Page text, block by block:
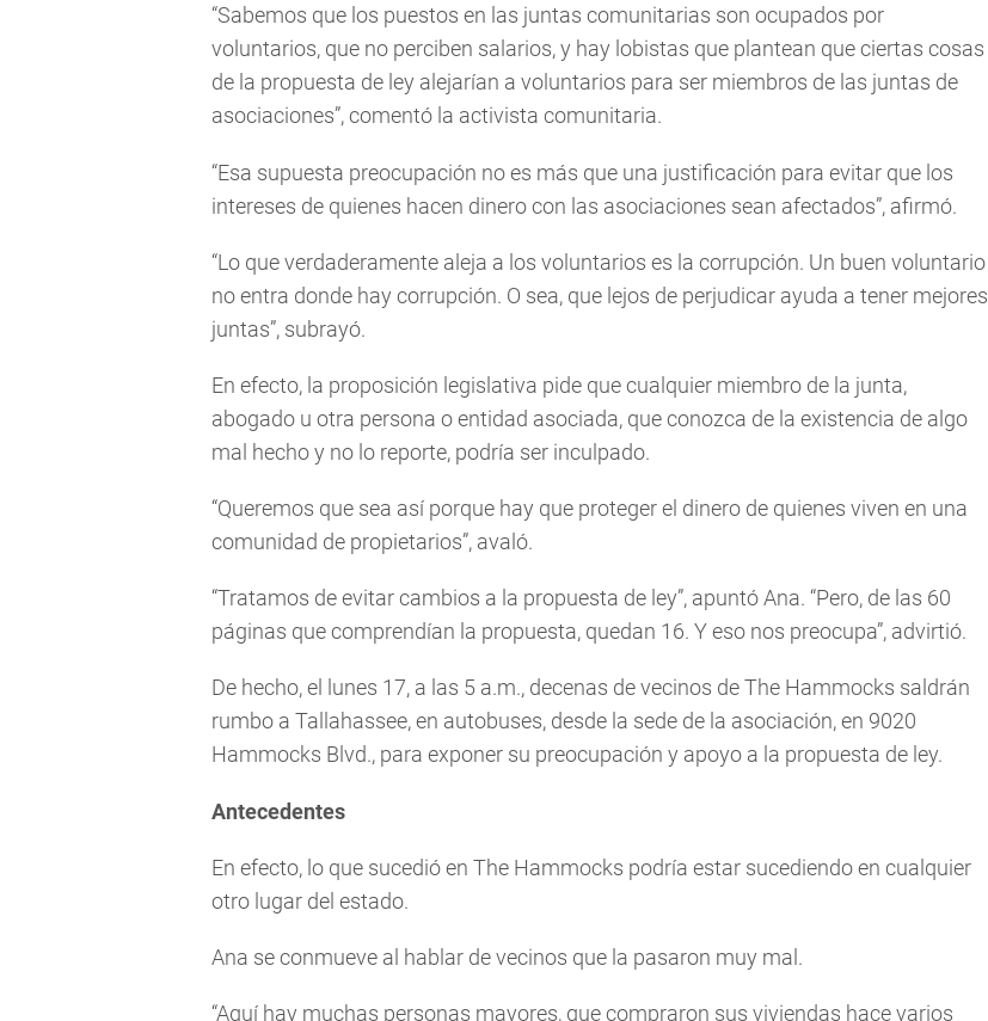
“Sabemos que los puestos en las juntas comunitarias son ocupados por
voluntarios, que no perciben salarios, y hay lobistas que plantean que ciertas cosas
de la propuesta de ley alejarían a voluntarios para ser miembros de las juntas de
asociaciones”, comentó la activista comunitaria.
“Esa supuesta preocupación no es más que una justificación para evitar que los
intereses de quienes hacen dinero con las asociaciones sean afectados”, afirmó.
“Lo que verdaderamente aleja a los voluntarios es la corrupción. Un buen voluntario
no entra donde hay corrupción. O sea, que lejos de perjudicar ayuda a tener mejores
juntas”, subrayó.
En efecto, la proposición legislativa pide que cualquier miembro de la junta,
abogado u otra persona o entidad asociada, que conozca de la existencia de algo
mal hecho y no lo reporte, podría ser inculpado.
“Queremos que sea así porque hay que proteger el dinero de quienes viven en una
comunidad de propietarios”, avaló.
“Tratamos de evitar cambios a la propuesta de ley”, apuntó Ana. “Pero, de las 60
páginas que comprendían la propuesta, quedan 16. Y eso nos preocupa”, advirtió.
De hecho, el lunes 17, a las 5 a.m., decenas de vecinos de The Hammocks saldrán
rumbo a Tallahassee, en autobuses, desde la sede de la asociación, en 9020
Hammocks Blvd., para exponer su preocupación y apoyo a la propuesta de ley.
Antecedentes
En efecto, lo que sucedió en The Hammocks podría estar sucediendo en cualquier
otro lugar del estado.
Ana se conmueve al hablar de vecinos que la pasaron muy mal.
“Aquí hay muchas personas mayores, que compraron sus viviendas hace varios